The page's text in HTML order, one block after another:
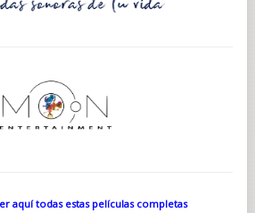
aquí todas estas películas completas